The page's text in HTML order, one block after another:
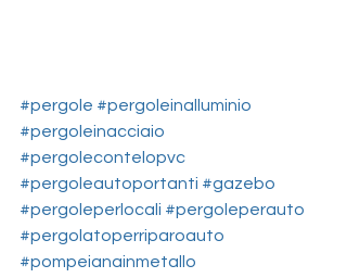
#pergole #pergoleinalluminio
#pergoleinacciaio
#pergolecontelopvc
#pergoleautoportanti #gazebo
#pergoleperlocali #pergoleperauto
#pergolatoperriparoauto
#pompeianainmetallo